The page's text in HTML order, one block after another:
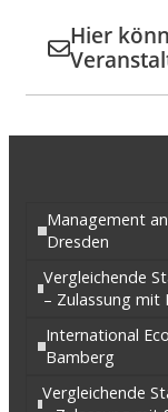
Hier
Management
Dresden
Vergleichende
– Zulassung mit
International
Bamberg
Vergleichende